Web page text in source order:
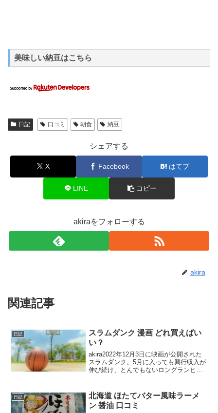
美味しい納豆はこちら
日記 口コミ 朝食 納豆
シェアする
X Facebook はてブ
LINE コピー
akiraをフォローする
akira
関連記事
日記
スラムダンク 漫画 どれ買えばい
い？
akira2022年12月3日に映画が公開された
スラムダンク。5月に入っても興行収入が
伸び続け、とんでもないロングランヒッ
れてないみたいでした。しかも、単行本
全巻セット...
日記
北海道 ほたてバター風味ラーメ
ン 醤油 口コミ